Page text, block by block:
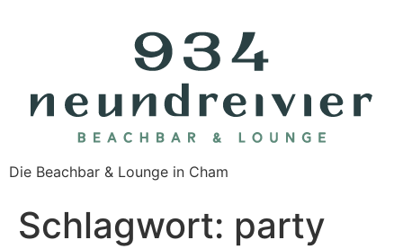
Die Beachbar & Lounge in Cham
Schlagwort: party